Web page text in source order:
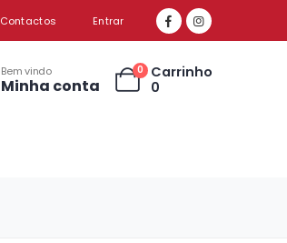
Contactos Entrar
Bem vindo
Minha conta
0
Carrinho
0